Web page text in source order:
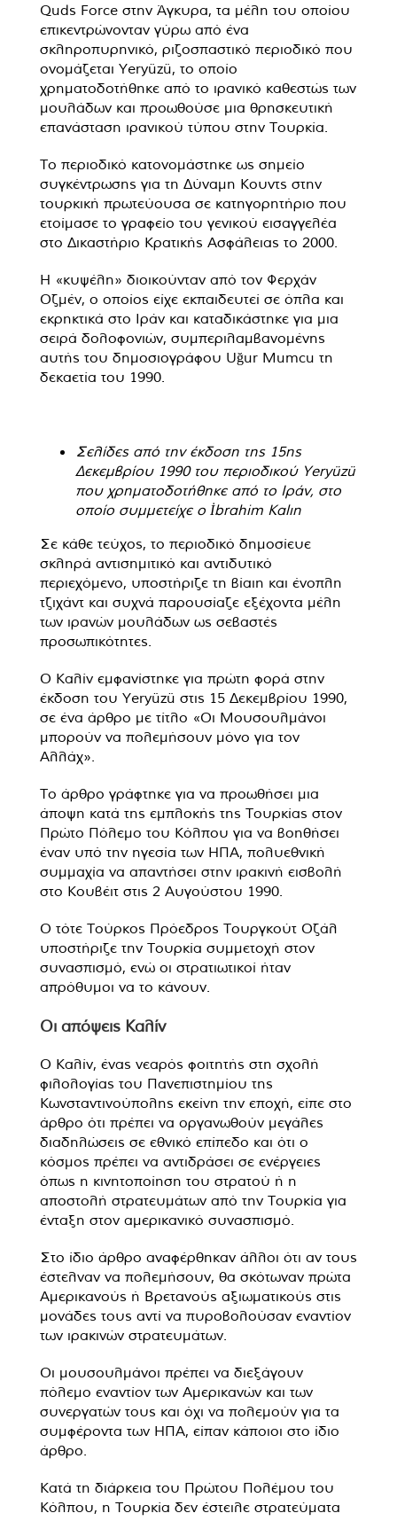
Quds Force στην Άγκυρα, τα μέλη του οποίου
επικεντρώνονταν γύρω από ένα
σκληροπυρηνικό, ριζοσπαστικό περιοδικό που
ονομάζεται Yeryüzü, το οποίο
χρηματοδοτήθηκε από το ιρανικό καθεστώς των
μουλάδων και προωθούσε μια θρησκευτική
επανάσταση ιρανικού τύπου στην Τουρκία.
Το περιοδικό κατονομάστηκε ως σημείο
συγκέντρωσης για τη Δύναμη Κουντς στην
τουρκική πρωτεύουσα σε κατηγορητήριο που
ετοίμασε το γραφείο του γενικού εισαγγελέα
στο Δικαστήριο Κρατικής Ασφάλειας το 2000.
Η «κυψέλη» διοικούνταν από τον Φερχάν
Οζμέν, ο οποίος είχε εκπαιδευτεί σε όπλα και
εκρηκτικά στο Ιράν και καταδικάστηκε για μια
σειρά δολοφονιών, συμπεριλαμβανομένης
αυτής του δημοσιογράφου Uğur Mumcu τη
δεκαετία του 1990.
Σελίδες από την έκδοση της 15ης
Δεκεμβρίου 1990 του περιοδικού Yeryüzü
που χρηματοδοτήθηκε από το Ιράν, στο
οποίο συμμετείχε ο İbrahim Kalın
Σε κάθε τεύχος, το περιοδικό δημοσίευε
σκληρά αντισημιτικό και αντιδυτικό
περιεχόμενο, υποστήριζε τη βίαιη και ένοπλη
τζιχάντ και συχνά παρουσίαζε εξέχοντα μέλη
των ιρανών μουλάδων ως σεβαστές
προσωπικότητες.
Ο Καλίν εμφανίστηκε για πρώτη φορά στην
έκδοση του Yeryüzü στις 15 Δεκεμβρίου 1990,
σε ένα άρθρο με τίτλο «Οι Μουσουλμάνοι
μπορούν να πολεμήσουν μόνο για τον
Αλλάχ».
Το άρθρο γράφτηκε για να προωθήσει μια
άποψη κατά της εμπλοκής της Τουρκίας στον
Πρώτο Πόλεμο του Κόλπου για να βοηθήσει
έναν υπό την ηγεσία των ΗΠΑ, πολυεθνική
συμμαχία να απαντήσει στην ιρακινή εισβολή
στο Κουβέιτ στις 2 Αυγούστου 1990.
Ο τότε Τούρκος Πρόεδρος Τουργκούτ Οζάλ
υποστήριζε την Τουρκία συμμετοχή στον
συνασπισμό, ενώ οι στρατιωτικοί ήταν
απρόθυμοι να το κάνουν.
Οι απόψεις Καλίν
Ο Καλίν, ένας νεαρός φοιτητής στη σχολή
φιλολογίας του Πανεπιστημίου της
Κωνσταντινούπολης εκείνη την εποχή, είπε στο
άρθρο ότι πρέπει να οργανωθούν μεγάλες
διαδηλώσεις σε εθνικό επίπεδο και ότι ο
κόσμος πρέπει να αντιδράσει σε ενέργειες
όπως η κινητοποίηση του στρατού ή η
αποστολή στρατευμάτων από την Τουρκία για
ένταξη στον αμερικανικό συνασπισμό.
Στο ίδιο άρθρο αναφέρθηκαν άλλοι ότι αν τους
έστελναν να πολεμήσουν, θα σκότωναν πρώτα
Αμερικανούς ή Βρετανούς αξιωματικούς στις
μονάδες τους αντί να πυροβολούσαν εναντίον
των ιρακινών στρατευμάτων.
Οι μουσουλμάνοι πρέπει να διεξάγουν
πόλεμο εναντίον των Αμερικανών και των
συνεργατών τους και όχι να πολεμούν για τα
συμφέροντα των ΗΠΑ, είπαν κάποιοι στο ίδιο
άρθρο.
Κατά τη διάρκεια του Πρώτου Πολέμου του
Κόλπου, η Τουρκία δεν έστειλε στρατεύματα